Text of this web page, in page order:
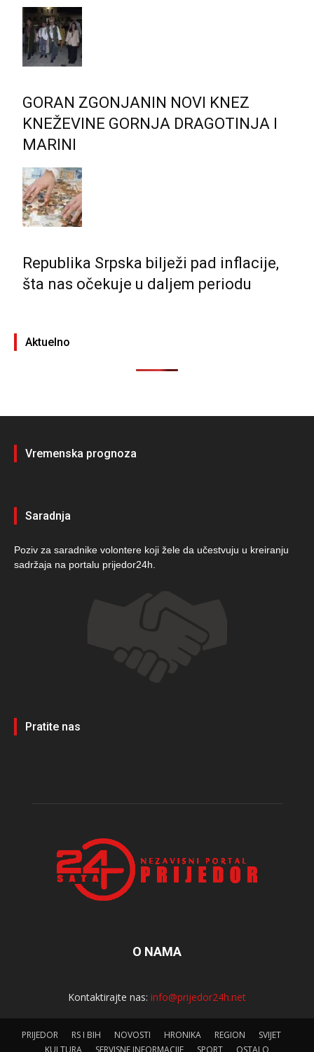
GORAN ZGONJANIN NOVI KNEZ
KNEŽEVINE GORNJA DRAGOTINJA I
MARINI
Republika Srpska bilježi pad inflacije,
šta nas očekuje u daljem periodu
Aktuelno
Vremenska prognoza
Saradnja
Poziv za saradnike volontere koji žele da učestvuju u kreiranju
sadržaja na portalu prijedor24h.
Pratite nas
O NAMA
Kontaktirajte nas: info@prijedor24h.net
PRIJEDOR RS I BIH NOVOSTI HRONIKA REGION
SVIJET